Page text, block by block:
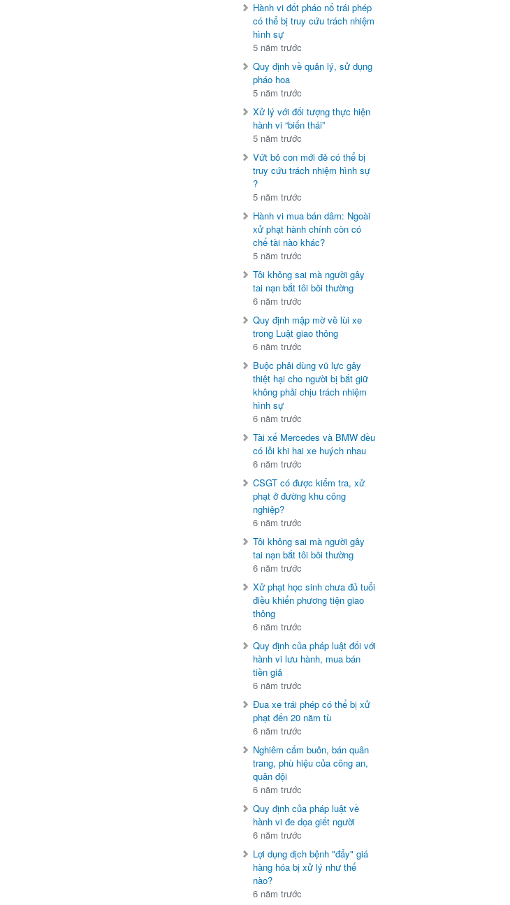
Hành vi đốt pháo nổ trái phép
có thể bị truy cứu trách nhiệm
hình sự
5 năm trước
Quy định về quản lý, sử dụng
pháo hoa
5 năm trước
Xử lý với đối tượng thực hiện
hành vi “biến thái”
5 năm trước
Vứt bỏ con mới đẻ có thể bị
truy cứu trách nhiệm hình sự
?
5 năm trước
Hành vi mua bán dâm: Ngoài
xử phạt hành chính còn có
chế tài nào khác?
5 năm trước
Tôi không sai mà người gây
tai nạn bắt tôi bồi thường
6 năm trước
Quy định mập mờ về lùi xe
trong Luật giao thông
6 năm trước
Buộc phải dùng vũ lực gây
thiệt hại cho người bị bắt giữ
không phải chịu trách nhiệm
hình sự
6 năm trước
Tài xế Mercedes và BMW đều
có lỗi khi hai xe huých nhau
6 năm trước
CSGT có được kiểm tra, xử
phạt ở đường khu công
nghiệp?
6 năm trước
Tôi không sai mà người gây
tai nạn bắt tôi bồi thường
6 năm trước
Xử phạt học sinh chưa đủ tuổi
điều khiển phương tiện giao
thông
6 năm trước
Quy định của pháp luật đối với
hành vi lưu hành, mua bán
tiền giả
6 năm trước
Đua xe trái phép có thể bị xử
phạt đến 20 năm tù
6 năm trước
Nghiêm cấm buôn, bán quân
trang, phù hiệu của công an,
quân đội
6 năm trước
Quy định của pháp luật về
hành vi đe dọa giết người
6 năm trước
Lợi dụng dịch bệnh "đẩy" giá
hàng hóa bị xử lý như thế
nào?
6 năm trước